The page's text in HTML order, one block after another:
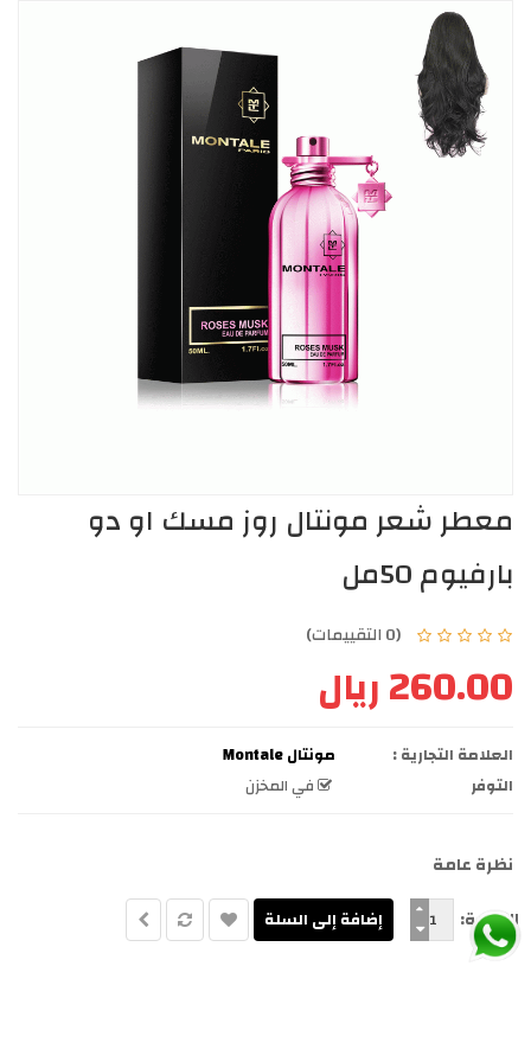
معطر شعر مونتال روز مسك او دو
بارفيوم 50مل
(0 التقييمات)
260.00 ريال
العلامة التجارية :
مونتال Montale
التوفر
في المخزن
نظرة عامة
الكمية: